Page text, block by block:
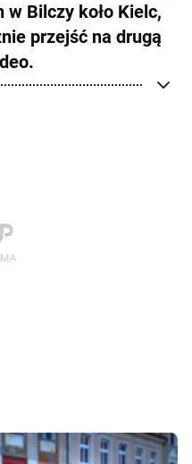
Bilczy koło Kielc,
przejść na drugą